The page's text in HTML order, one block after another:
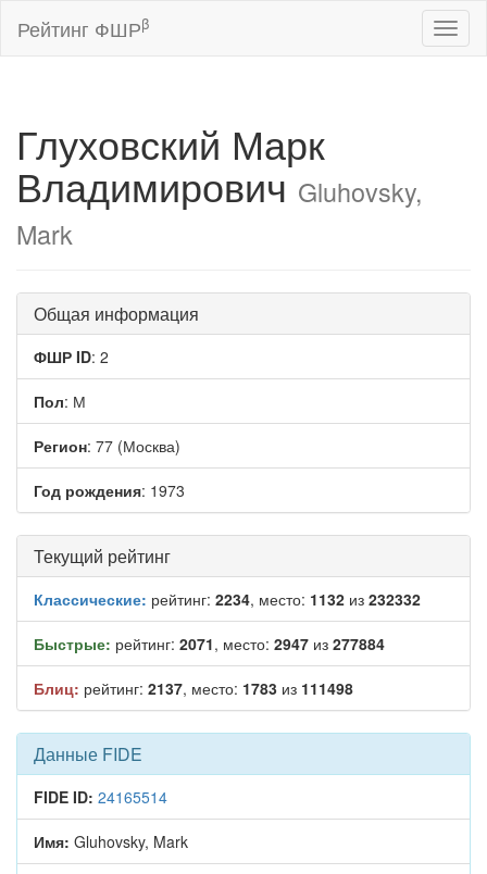
Рейтинг ФШРβ
Глуховский Марк
ВладимировичGluhovsky,
Mark
Общая информация
ФШР ID: 2
Пол: М
Регион: 77 (Москва)
Год рождения: 1973
Текущий рейтинг
Классические: рейтинг: 2234, место: 1132 из 232332
Быстрые: рейтинг: 2071, место: 2947 из 277884
Блиц: рейтинг: 2137, место: 1783 из 111498
Данные FIDE
FIDE ID: 24165514
Имя: Gluhovsky, Mark